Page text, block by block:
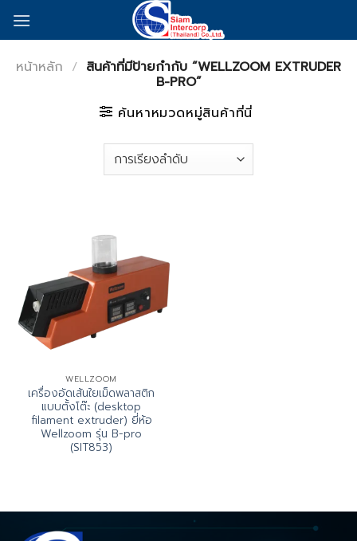
หน้าหลัก / สินค้าที่มีป้ายกำกับ “WELLZOOM EXTRUDER
B-PRO”
ค้นหาหมวดหมู่สินค้าที่นี่
WELLZOOM
เครื่องอัดเส้นใยเม็ดพลาสติก
แบบตั้งโต๊ะ (desktop
filament extruder) ยี่ห้อ
Wellzoom รุ่น B-pro
(SIT853)